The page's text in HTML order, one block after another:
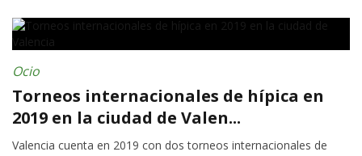
Ocio
Torneos internacionales de hípica en
2019 en la ciudad de Valen...
Valencia cuenta en 2019 con dos torneos internacionales de